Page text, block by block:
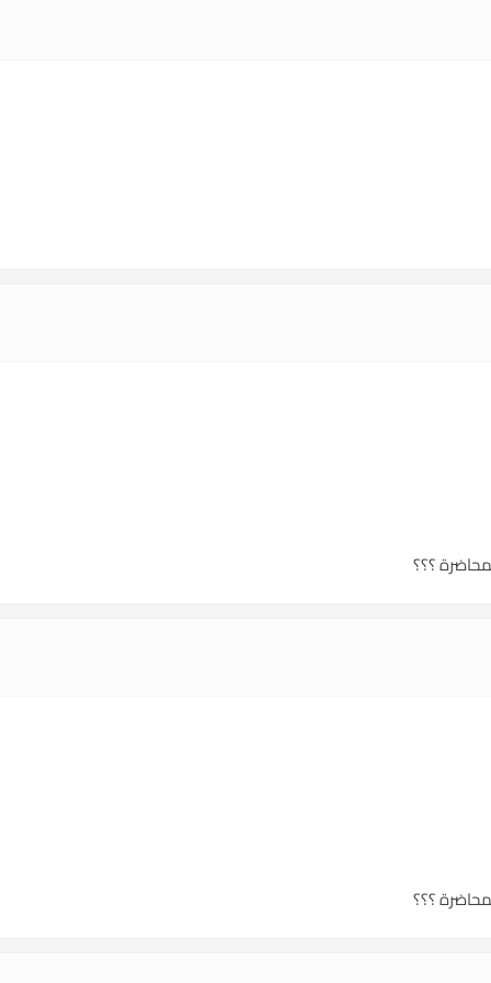
؟؟؟
؟؟؟